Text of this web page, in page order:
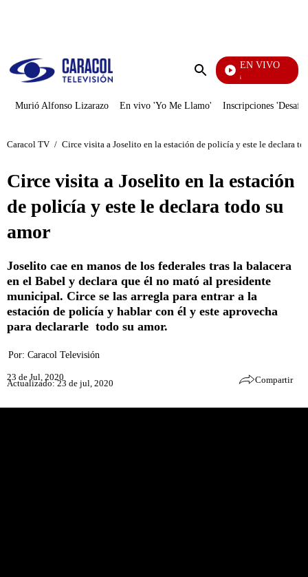
Enviar
EN VIVO
También Caerás
Murió Alfonso Lizarazo En vivo 'Yo Me Llamo' Inscripciones
Caracol TV / Circe visita a Joselito en la estación de policía y este le declara
Circe visita a Joselito en la estación
de policía y este le declara todo su
amor
Joselito cae en manos de los federales tras la balacera
en el Babel y declara que él no mató al presidente
municipal. Circe se las arregla para entrar a la
estación de policía y hablar con él y este aprovecha
para declararle todo su amor.
Por: Caracol Televisión
23 de Jul, 2020
Actualizado: 23 de jul, 2020 Compartir